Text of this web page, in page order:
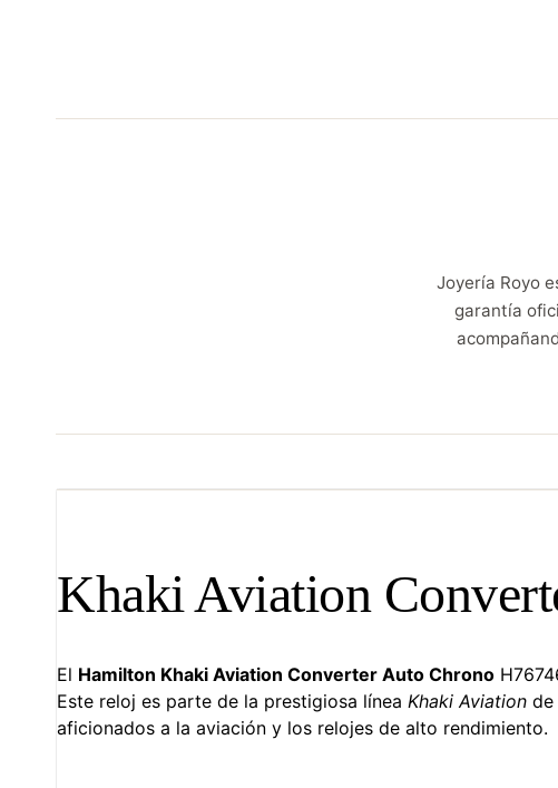
Joyería Royo
garantía
Khaki Aviation
El Hamilton Khaki Aviation Converter Auto Chrono
Este reloj es parte de la prestigiosa línea Khaki Aviation de
aficionados a la aviación y los relojes de alto rendimiento.